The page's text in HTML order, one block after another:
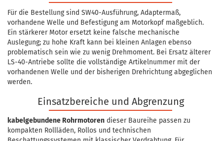
Für die Bestellung sind SW40-Ausführung, Adaptermaß,
vorhandene Welle und Befestigung am Motorkopf maßgeblich.
Ein stärkerer Motor ersetzt keine falsche mechanische
Auslegung; zu hohe Kraft kann bei kleinen Anlagen ebenso
problematisch sein wie zu wenig Drehmoment. Bei Ersatz älterer
LS-40-Antriebe sollte die vollständige Artikelnummer mit der
vorhandenen Welle und der bisherigen Drehrichtung abgeglichen
werden.
Einsatzbereiche und Abgrenzung
kabelgebundene Rohrmotoren dieser Baureihe passen zu
kompakten Rollläden, Rollos und technischen